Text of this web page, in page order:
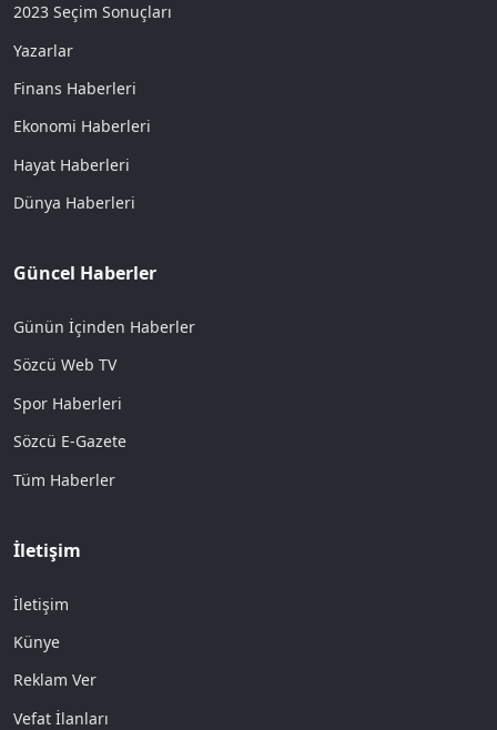
2023 Seçim Sonuçları
Yazarlar
Finans Haberleri
Ekonomi Haberleri
Hayat Haberleri
Dünya Haberleri
Güncel Haberler
Günün İçinden Haberler
Sözcü Web TV
Spor Haberleri
Sözcü E-Gazete
Tüm Haberler
İletişim
İletişim
Künye
Reklam Ver
Vefat İlanları